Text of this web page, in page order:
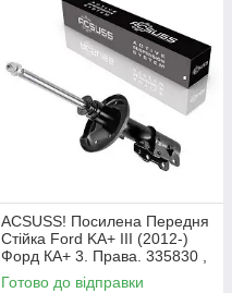
ACSUSS! Посилена Передня
Стійка Ford KA+ III (2012-)
Форд КА+ 3. Права. 335830 ,
3348056 Корея!
Готово до відправки